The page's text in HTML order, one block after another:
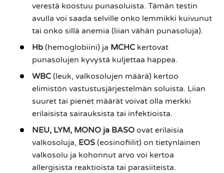
verestä koostuu punasoluista. Tämän testin
avulla voi saada selville onko lemmikki kuivunut
tai onko sillä anemia (liian vähän punasoluja).
Hb (hemoglobiini) ja MCHC kertovat
punasolujen kyvystä kuljettaa happea.
WBC (leuk, valkosolujen määrä) kertoo
elimistön vastustusjärjestelmän soluista. Liian
suuret tai pienet määrät voivat olla merkki
erilaisista sairauksista tai infektioista.
NEU, LYM, MONO ja BASO ovat erilaisia
valkosoluja, EOS (eosinofiilit) on tietynlainen
valkosolu ja kohonnut arvo voi kertoa
allergisista reaktioista tai parasiiteista.